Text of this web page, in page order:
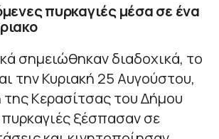
πυρκαγιές μέσα σε ένα
σημειώθηκαν διαδοχικά, το
την Κυριακή 25 Αυγούστου,
της Κερασίτσας του Δήμου
ξέσπασαν σε